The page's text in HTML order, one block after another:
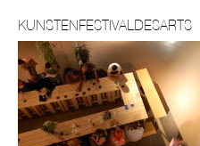
KUNSTENFESTIVALDESARTS